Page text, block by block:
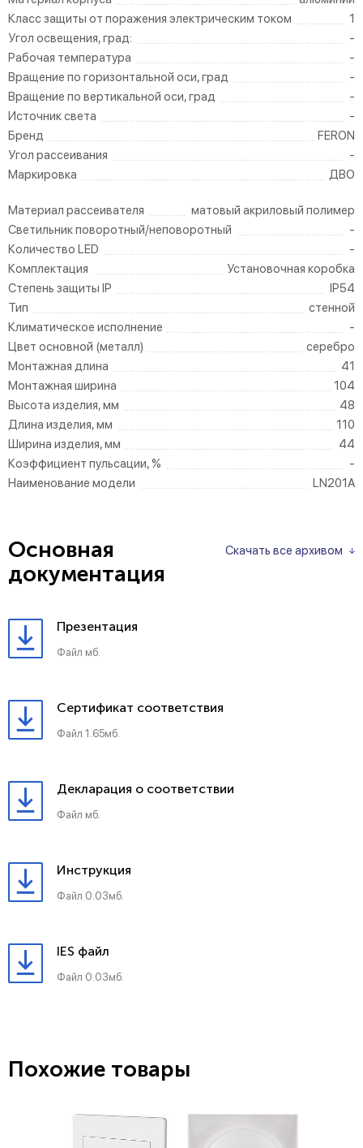
Класс защиты от поражения электрическим током
1
Угол освещения, град:
-
Рабочая температура
-
Вращение по горизонтальной оси, град
-
Вращение по вертикальной оси, град
-
Источник света
-
Бренд
FERON
Угол рассеивания
-
Маркировка
ДВО
Материал рассеивателя
матовый акриловый полимер
Светильник поворотный/неповоротный
-
Количество LED
-
Комплектация
Установочная коробка
Степень защиты IP
IP54
Тип
стенной
Климатическое исполнение
-
Цвет основной (металл)
серебро
Монтажная длина
41
Монтажная ширина
104
Высота изделия, мм
48
Длина изделия, мм
110
Ширина изделия, мм
44
Коэффициент пульсации, %
-
Наименование модели
LN201A
Скачать все архивом
Основная
документация
Презентация
Файл мб.
Сертификат соответствия
Файл 1.65мб.
Декларация о соответствии
Файл мб.
Инструкция
Файл 0.03мб.
IES файл
Файл 0.03мб.
Похожие товары